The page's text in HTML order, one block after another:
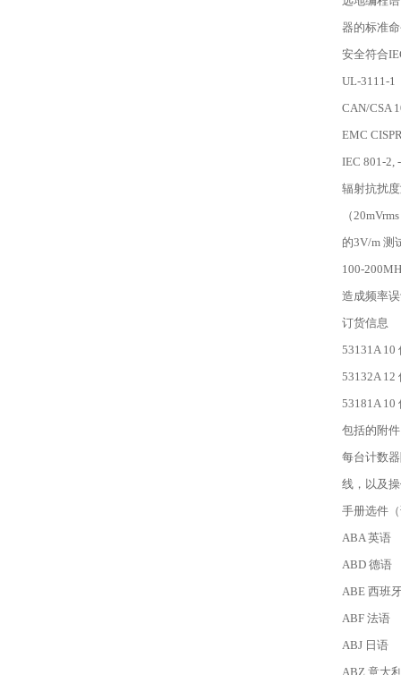
器的标准
安全符合
UL-3111-1
CAN/CSA
EMC
IEC 801-2,
辐射抗扰
（
的3V/m 测
100-
造成频率
订货信息
53131A 10
53132A 12
53181A 10
包括的附件
每台计数
线，以及
手册选件
ABA 英语
ABD 德语
ABE 西班
ABF 法语
ABJ 日语
ABZ 意大